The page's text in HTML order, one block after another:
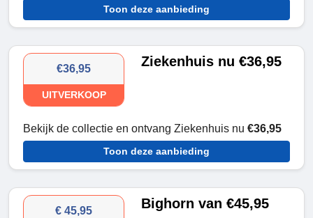
Toon deze aanbieding
€36,95
UITVERKOOP
Ziekenhuis nu €36,95
Bekijk de collectie en ontvang Ziekenhuis nu €36,95
Toon deze aanbieding
€ 45,95 Bighorn van €45,95